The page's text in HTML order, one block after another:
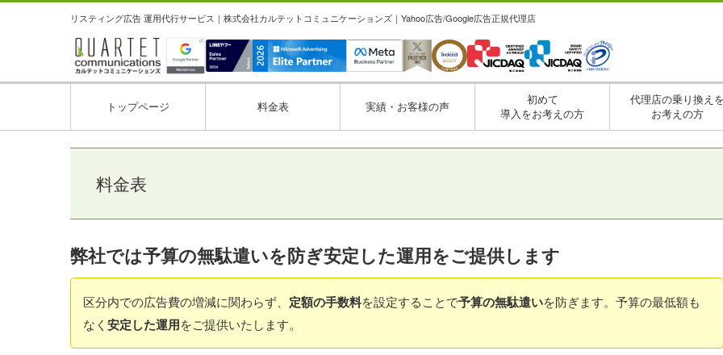
リスティング広告 運用代行サービス｜株式会社カルテットコミュニケーションズ｜Yahoo広告/Google広告正規代理店
トップページ 料金表 実績・お客様の声
初めて
導入をお考えの方
代理店の乗り換え
お考えの方
料金表
弊社では予算の無駄遣いを防ぎ安定した運用をご提供します
区分内での広告費の増減に関わらず、 定額の手数料を設定することで予算の無駄遣いを防ぎます。予算の最低額も
なく 安定した運用をご提供いたします。